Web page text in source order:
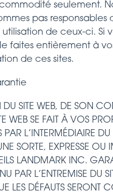
seulement.
pas
de ceux-ci. Si
faites entièrement à
de ces sites.
DU SITE WEB, DE SON
WEB SE FAIT À VOS
PAR L’INTERMÉDIAIRE
SORTE, EXPRESSE
LANDMARK INC.
PAR L’ENTREMISE DU
LES DÉFAUTS SERONT